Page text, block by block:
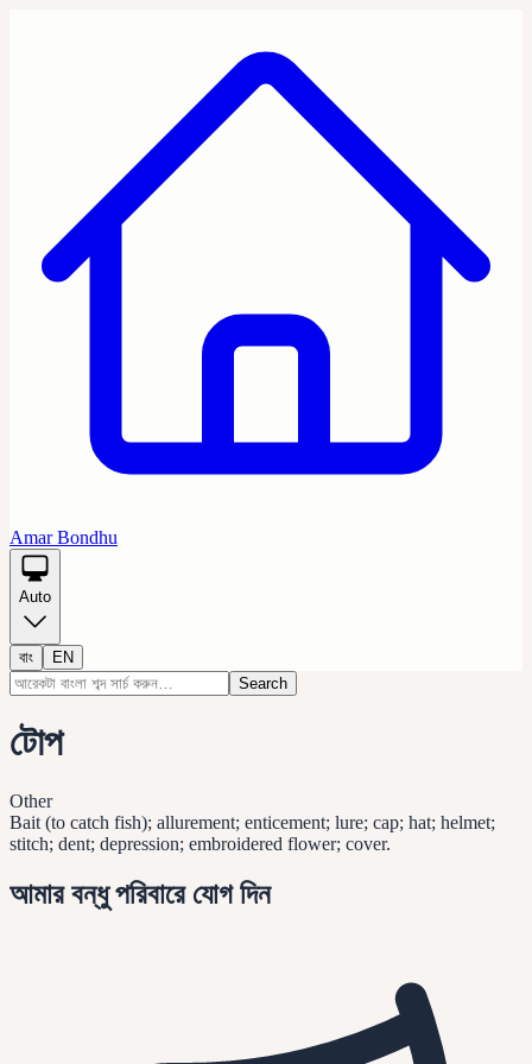
Amar Bondhu
Auto
বাং
EN
Search
টোপ
Other
Bait (to catch fish); allurement; enticement; lure; cap; hat; helmet;
stitch; dent; depression; embroidered flower; cover.
আমার বন্ধু পরিবারে যোগ দিন